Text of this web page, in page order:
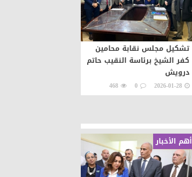
تشكيل مجلس نقابة محامين
كفر الشيخ برئاسة النقيب حاتم
درويش
2026-01-28
0
468
أهم الأخبار